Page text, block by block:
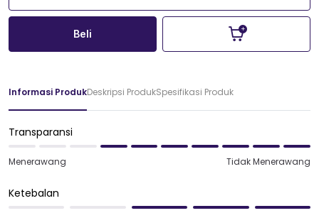
Beli
Informasi ProdukDeskripsi ProdukSpesifikasi Produk
Transparansi
Menerawang Tidak Menerawang
Ketebalan